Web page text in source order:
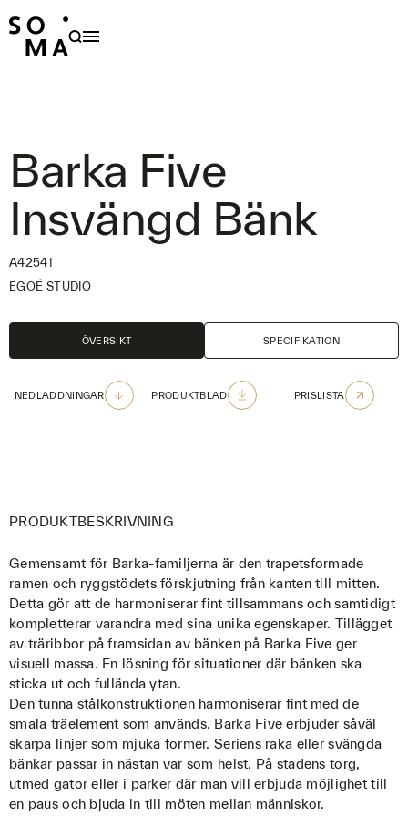
PRODUKTER
FAMILJER
FORMGIVARE
NYHETER
PROJEKT
OUTDOOR CARE
KONTAKT
Barka Five
Insvängd Bänk
A42541
EGOÉ STUDIO
ÖVERSIKT SPECIFIKATION
NEDLADDNINGAR PRODUKTBLAD PRISLISTA
PRODUKTBESKRIVNING
Gemensamt för Barka-familjerna är den trapetsformade
ramen och ryggstödets förskjutning från kanten till mitten.
Detta gör att de harmoniserar fint tillsammans och samtidigt
kompletterar varandra med sina unika egenskaper. Tillägget
av träribbor på framsidan av bänken på Barka Five ger
visuell massa. En lösning för situationer där bänken ska
sticka ut och fullända ytan.
Den tunna stålkonstruktionen harmoniserar fint med de
smala träelement som används. Barka Five erbjuder såväl
skarpa linjer som mjuka former. Seriens raka eller svängda
bänkar passar in nästan var som helst. På stadens torg,
utmed gator eller i parker där man vill erbjuda möjlighet till
en paus och bjuda in till möten mellan människor.